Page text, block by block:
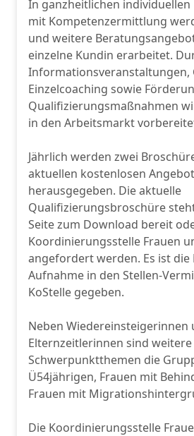
In ganzheitlichen
mit Kompetenzermittlung
und weitere
einzelne Kundin erarbeitet.
Informationsveranstaltungen,
Einzelcoaching sowie
Qualifizierungsmaßnahmen
in den Arbeitsmarkt
Jährlich werden zwei
aktuellen kostenlosen
herausgegeben. Die aktuelle
Qualifizierungsbroschüre
Seite zum Download bereit
Koordinierungsstelle Frauen
angefordert werden. Es ist
Aufnahme in den Stellen-
KoStelle gegeben.
Neben Wiedereinsteigerinnen
Elternzeitlerinnen sind weitere
Schwerpunktthemen die
Ü54jährigen, Frauen mit
Frauen mit
Die Koordinierungsstelle